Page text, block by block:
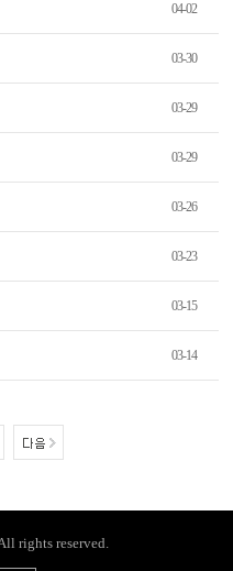
04-02
03-30
03-29
03-29
03-26
03-23
03-15
03-14
rights reserved.